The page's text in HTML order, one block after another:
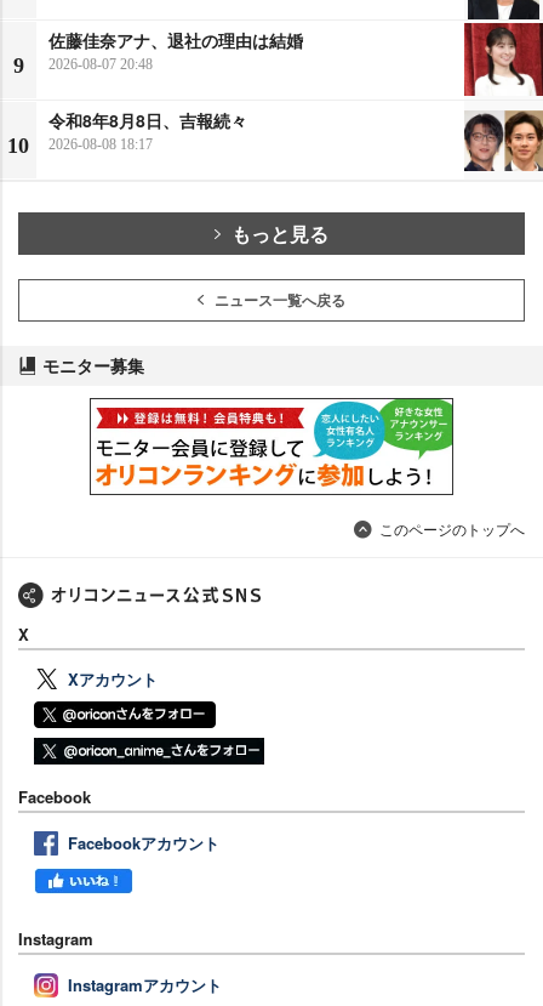
9
佐藤佳奈アナ、退社の理由は結婚
2026-08-07 20:48
10
令和8年8月8日、吉報続々
2026-08-08 18:17
もっと見る
ニュース一覧へ戻る
モニター募集
このページのトップへ
X
Xアカウント
Facebook
Facebookアカウント
Instagram
Instagramアカウント